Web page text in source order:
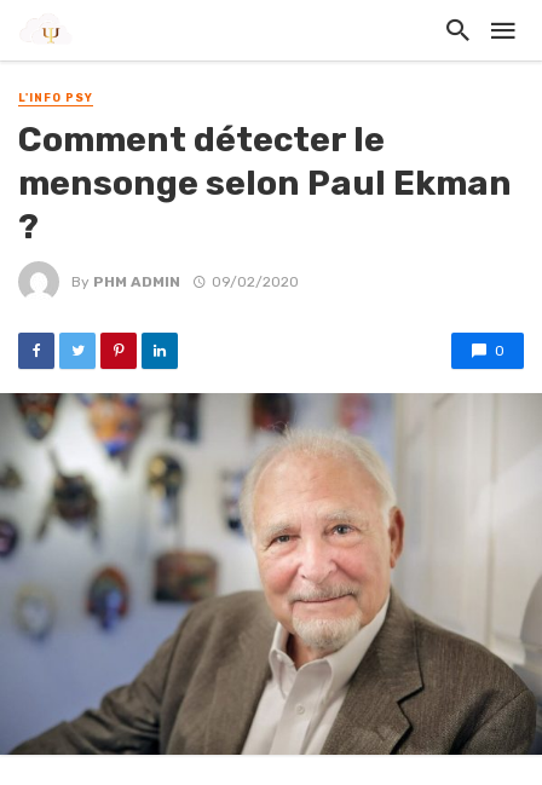
L'INFO PSY
Comment détecter le
mensonge selon Paul Ekman
?
By PHM ADMIN 09/02/2020
0